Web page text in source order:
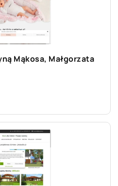
Mąkosa, Małgorzata